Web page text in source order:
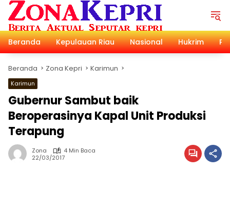
Langsung
konten
Beranda
Kepulauan Riau Nasional Hukrim
Beranda Zona Kepri Karimun
Karimun
Gubernur Sambut baik
Beroperasinya Kapal Unit Produksi
Terapung
Zona
4 Min Baca
22/03/2017